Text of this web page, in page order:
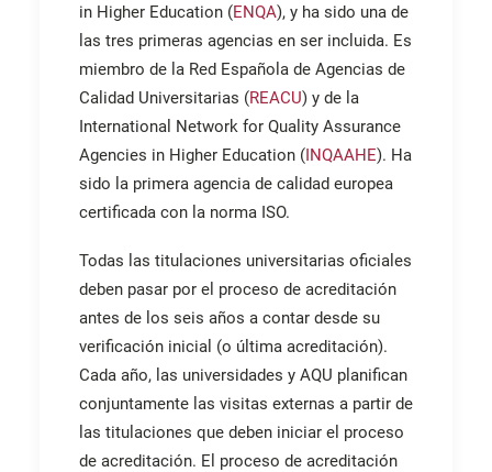
in Higher Education (ENQA), y ha sido una de
las tres primeras agencias en ser incluida. Es
miembro de la Red Española de Agencias de
Calidad Universitarias (REACU) y de la
International Network for Quality Assurance
Agencies in Higher Education (INQAAHE). Ha
sido la primera agencia de calidad europea
certificada con la norma ISO.
Todas las titulaciones universitarias oficiales
deben pasar por el proceso de acreditación
antes de los seis años a contar desde su
verificación inicial (o última acreditación).
Cada año, las universidades y AQU planifican
conjuntamente las visitas externas a partir de
las titulaciones que deben iniciar el proceso
de acreditación. El proceso de acreditación